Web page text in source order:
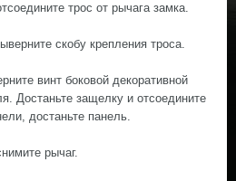
трос от рычага замка.
скобу крепления троса.
винт боковой декоративной
Достаньте защелку и отсоедините
достаньте панель.
рычаг.